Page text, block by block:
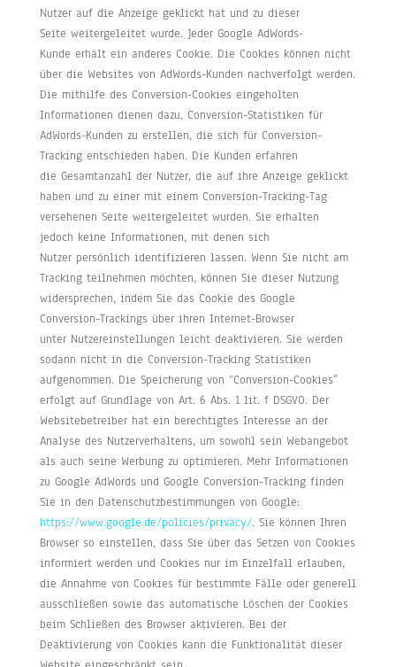
Nutzer auf die Anzeige geklickt hat und zu dieser
Seite weitergeleitet wurde. Jeder Google AdWords-
Kunde erhält ein anderes Cookie. Die Cookies können nicht
über die Websites von AdWords-Kunden nachverfolgt werden.
Die mithilfe des Conversion-Cookies eingeholten
Informationen dienen dazu, Conversion-Statistiken für
AdWords-Kunden zu erstellen, die sich für Conversion-
Tracking entschieden haben. Die Kunden erfahren
die Gesamtanzahl der Nutzer, die auf ihre Anzeige geklickt
haben und zu einer mit einem Conversion-Tracking-Tag
versehenen Seite weitergeleitet wurden. Sie erhalten
jedoch keine Informationen, mit denen sich
Nutzer persönlich identifizieren lassen. Wenn Sie nicht am
Tracking teilnehmen möchten, können Sie dieser Nutzung
widersprechen, indem Sie das Cookie des Google
Conversion-Trackings über ihren Internet-Browser
unter Nutzereinstellungen leicht deaktivieren. Sie werden
sodann nicht in die Conversion-Tracking Statistiken
aufgenommen. Die Speicherung von “Conversion-Cookies”
erfolgt auf Grundlage von Art. 6 Abs. 1 lit. f DSGVO. Der
Websitebetreiber hat ein berechtigtes Interesse an der
Analyse des Nutzerverhaltens, um sowohl sein Webangebot
als auch seine Werbung zu optimieren. Mehr Informationen
zu Google AdWords und Google Conversion-Tracking finden
Sie in den Datenschutzbestimmungen von Google:
https://www.google.de/policies/privacy/. Sie können Ihren
Browser so einstellen, dass Sie über das Setzen von Cookies
informiert werden und Cookies nur im Einzelfall erlauben,
die Annahme von Cookies für bestimmte Fälle oder generell
ausschließen sowie das automatische Löschen der Cookies
beim Schließen des Browser aktivieren. Bei der
Deaktivierung von Cookies kann die Funktionalität dieser